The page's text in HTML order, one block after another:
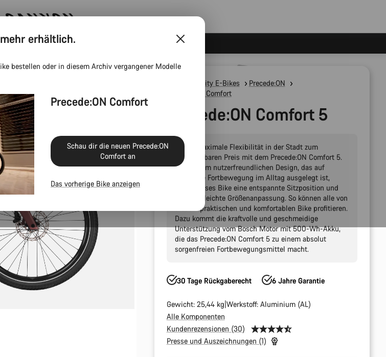
Canyon Events
City E-Bikes
Precede:ON
Precede:ON Comfort
Precede:ON Comfort 5
Erlebe maximale Flexibilität in der Stadt zum
unschlagbaren Preis mit dem Precede:ON Comfort 5.
Mit seinem nutzerfreundlichen Design, das auf
mühelose Fortbewegung im Alltag ausgelegt ist,
bietet dieses Bike eine entspannte Sitzposition und
spielend leichte Größenanpassung. So können alle von
diesem praktischen und komfortablen Bike profitieren.
Dazu kommt die kraftvolle und geschmeidige
Unterstützung vom Bosch Motor mit 500-Wh-Akku,
die das Precede:ON Comfort 5 zu einem absolut
sorgenfreien Fortbewegungsmittel macht.
30 Tage Rückgaberecht 6 Jahre Garantie
Gewicht: 25,44 kg Werkstoff: Aluminium (AL)
Alle Komponenten
Kundenrezensionen (30)
Presse und Auszeichnungen (1)
erhältlich.
bestellen oder in diesem Archiv vergangener Modelle
Precede:ON Comfort
Schau dir die neuen Precede:ON
Comfort an
Das vorherige Bike anzeigen